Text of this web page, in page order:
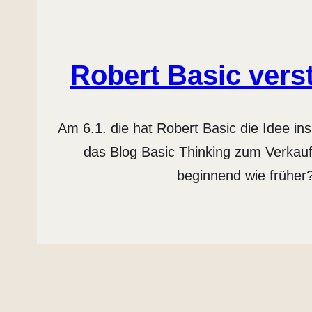
Robert Basic
Am 6.1. die hat Robert Basic die Idee
das Blog Basic Thinking zum
beginnend wie